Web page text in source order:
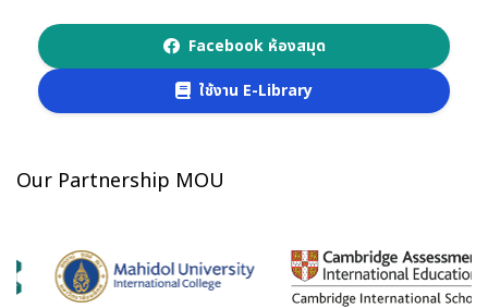
Facebook ห้องสมุด
ใช้งาน E-Library
Our Partnership MOU